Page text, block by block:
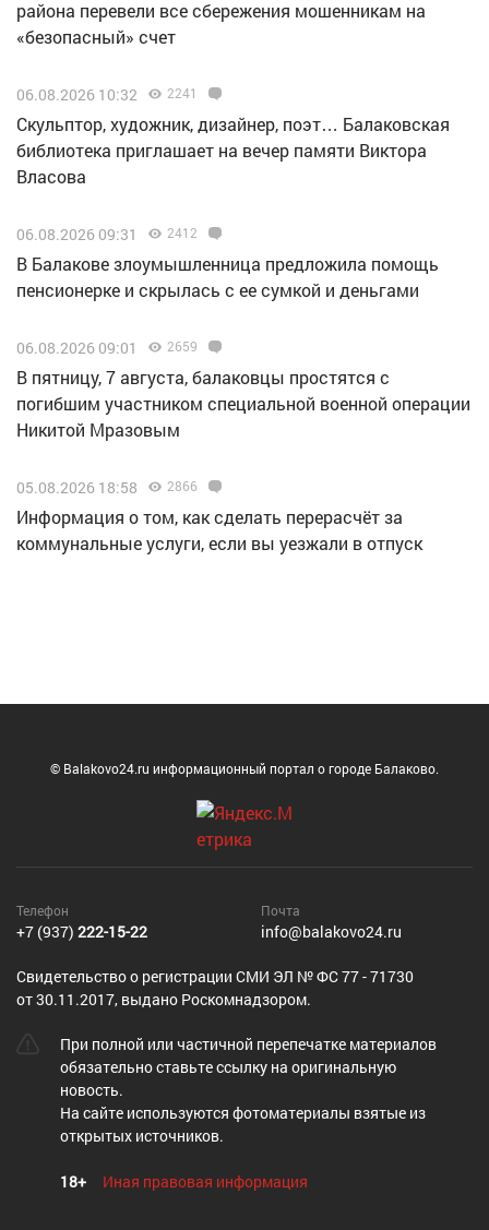
района перевели все сбережения мошенникам на
«безопасный» счет
06.08.2026 10:32 2241
Скульптор, художник, дизайнер, поэт… Балаковская
библиотека приглашает на вечер памяти Виктора
Власова
06.08.2026 09:31 2412
В Балакове злоумышленница предложила помощь
пенсионерке и скрылась с ее сумкой и деньгами
06.08.2026 09:01 2659
В пятницу, 7 августа, балаковцы простятся с
погибшим участником специальной военной операции
Никитой Мразовым
05.08.2026 18:58 2866
Информация о том, как сделать перерасчёт за
коммунальные услуги, если вы уезжали в отпуск
© Balakovo24.ru информационный портал о городе Балаково.
Телефон
+7 (937) 222-15-22
Почта
info@balakovo24.ru
Cвидетельство о регистрации СМИ ЭЛ № ФС 77 - 71730
от 30.11.2017, выдано Роскомнадзором.
При полной или частичной перепечатке материалов
обязательно ставьте ссылку на оригинальную
новость.
На сайте используются фотоматериалы взятые из
открытых источников.
18+ Иная правовая информация